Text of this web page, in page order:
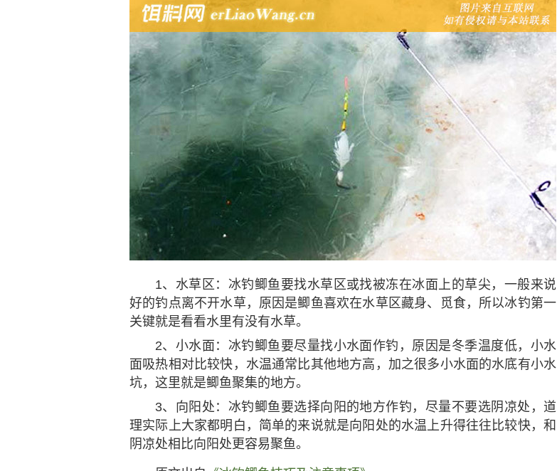
1、水草区：冰钓鲫鱼要找水草区或找被冻在冰面上的草尖，一般来说
好的钓点离不开水草，原因是鲫鱼喜欢在水草区藏身、觅食，所以冰钓第一
关键就是看看水里有没有水草。
2、小水面：冰钓鲫鱼要尽量找小水面作钓，原因是冬季温度低，小水
面吸热相对比较快，水温通常比其他地方高，加之很多小水面的水底有小水
坑，这里就是鲫鱼聚集的地方。
3、向阳处：冰钓鲫鱼要选择向阳的地方作钓，尽量不要选阴凉处，道
理实际上大家都明白，简单的来说就是向阳处的水温上升得往往比较快，和
阴凉处相比向阳处更容易聚鱼。